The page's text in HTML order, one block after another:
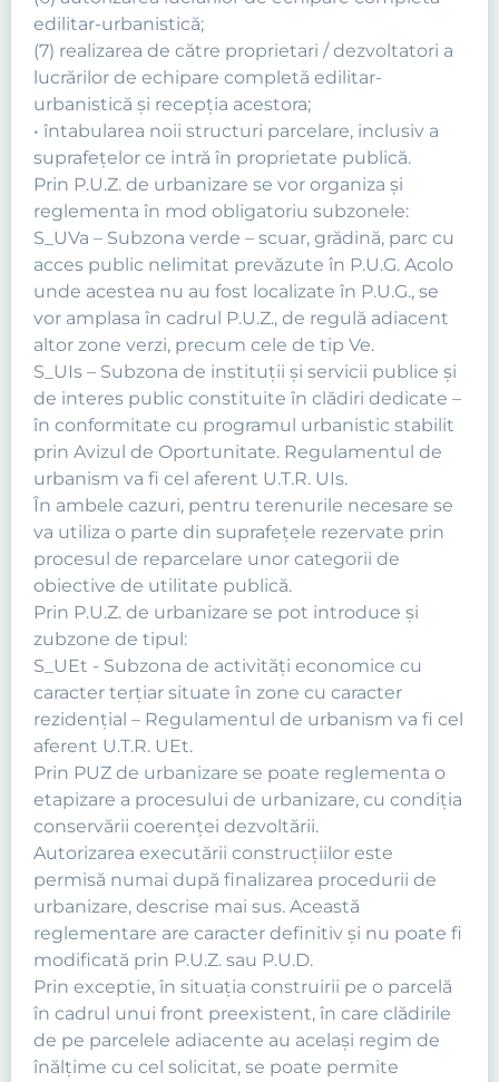
edilitar-urbanistică;
(7) realizarea de către proprietari / dezvoltatori a
lucrărilor de echipare completă edilitar-
urbanistică şi recepţia acestora;
• întabularea noii structuri parcelare, inclusiv a
suprafeţelor ce intră în proprietate publică.
Prin P.U.Z. de urbanizare se vor organiza şi
reglementa în mod obligatoriu subzonele:
S_UVa – Subzona verde – scuar, grădină, parc cu
acces public nelimitat prevăzute în P.U.G. Acolo
unde acestea nu au fost localizate în P.U.G., se
vor amplasa în cadrul P.U.Z., de regulă adiacent
altor zone verzi, precum cele de tip Ve.
S_UIs – Subzona de instituţii şi servicii publice şi
de interes public constituite în clădiri dedicate –
în conformitate cu programul urbanistic stabilit
prin Avizul de Oportunitate. Regulamentul de
urbanism va fi cel aferent U.T.R. UIs.
În ambele cazuri, pentru terenurile necesare se
va utiliza o parte din suprafeţele rezervate prin
procesul de reparcelare unor categorii de
obiective de utilitate publică.
Prin P.U.Z. de urbanizare se pot introduce şi
zubzone de tipul:
S_UEt - Subzona de activităţi economice cu
caracter terţiar situate în zone cu caracter
rezidenţial – Regulamentul de urbanism va fi cel
aferent U.T.R. UEt.
Prin PUZ de urbanizare se poate reglementa o
etapizare a procesului de urbanizare, cu condiţia
conservării coerenţei dezvoltării.
Autorizarea executării construcţiilor este
permisă numai după finalizarea procedurii de
urbanizare, descrise mai sus. Această
reglementare are caracter definitiv şi nu poate fi
modificată prin P.U.Z. sau P.U.D.
Prin exceptie, în situaţia construirii pe o parcelă
în cadrul unui front preexistent, în care clădirile
de pe parcelele adiacente au acelaşi regim de
înălţime cu cel solicitat, se poate permite